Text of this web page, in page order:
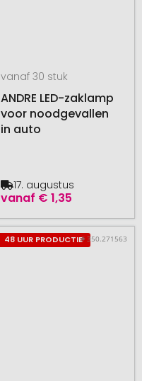
vanaf 30 stuk
ANDRE LED-zaklamp
voor noodgevallen
in auto
vanaf € 1,35
17. augustus
48 UUR PRODUCTIE# 350.271563